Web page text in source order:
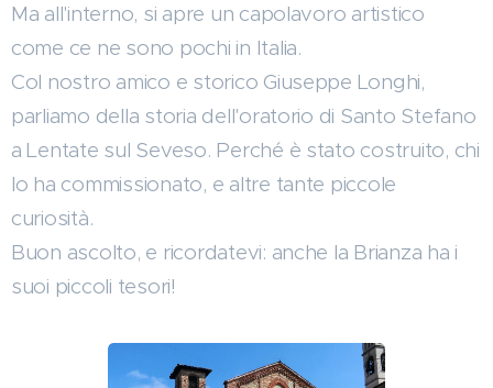
Ma all'interno, si apre un capolavoro artistico
come ce ne sono pochi in Italia.
Col nostro amico e storico Giuseppe Longhi,
parliamo della storia dell'oratorio di Santo Stefano
a Lentate sul Seveso. Perché è stato costruito, chi
lo ha commissionato, e altre tante piccole
curiosità.
Buon ascolto, e ricordatevi: anche la Brianza ha i
suoi piccoli tesori!